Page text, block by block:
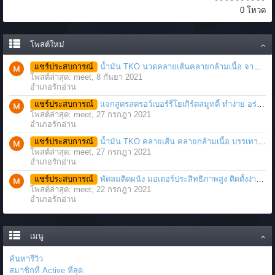
0 โหวต
โพสต์ใหม่
แชร์ประสบการณ์
น้ำมัน TKO นวดคลายเส้นคลายกล้ามเนื้อ จากภาวะตึงหรือเคล็ด บาดเจ็บ ได้อย่างฉับพลัน
โพสต์ล่าสุด: meet, 8 กันยา 2021
อำเภอรักอ่าน
แชร์ประสบการณ์
แจกสูตรสตรอว์เบอร์รี่โยเกิร์ตสมูทตี้ ทำง่าย อร่อย แค่มีเครื่องปั่นน้ำผลไม้
โพสต์ล่าสุด: meet, 27 กรกฎา 2021
อำเภอรักอ่าน
แชร์ประสบการณ์
น้ำมัน TKO คลายเส้น คลายกล้ามเนื้อ บรรเทาอาการบาดเจ็บโดยฉับพลัน
โพสต์ล่าสุด: meet, 27 กรกฎา 2021
อำเภอรักอ่าน
แชร์ประสบการณ์
พัดลมติดผนัง มอเตอร์ประสิทธิภาพสูง ติดตั้งง่าย ประหยัดพื้นที่
โพสต์ล่าสุด: meet, 22 กรกฎา 2021
อำเภอรักอ่าน
เมนู
ค้นหารีวิว
สมาชิกที่ Active ที่สุด